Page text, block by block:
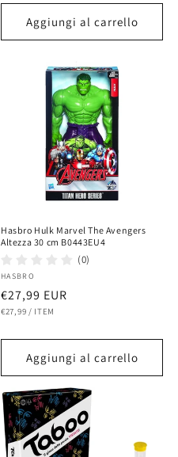
listino
Aggiungi al carrello
Hasbro Hulk Marvel The Avengers
Altezza 30 cm B0443EU4
(0)
Fornitore:
HASBRO
Prezzo
di
€27,99 EUR
PREZZO
€27,99 / PER
ITEM
Aggiungi al carrello